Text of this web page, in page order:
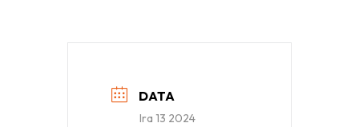
DATA
Ira 13 2024